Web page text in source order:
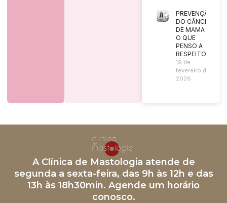
PREVENÇÃO
DO CÂNCER
DE MAMA |
O QUE
PENSO A
RESPEITO?
19 de
fevereiro de
2026
A Clínica de Mastologia atende de
segunda a sexta-feira, das 9h às 12h e das
13h às 18h30min. Agende um horário
conosco.